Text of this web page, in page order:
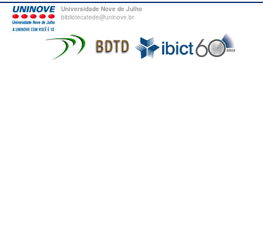
Universidade Nove de Julho
bibliotecatede@uninove.br